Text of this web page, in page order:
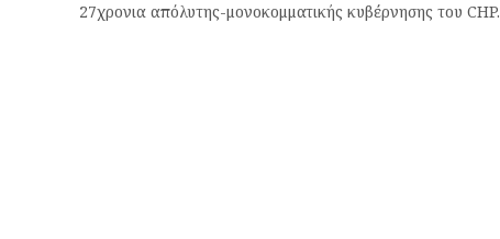
27χρονια απόλυτης-μονοκομματικής κυβέρνησης του CHP.